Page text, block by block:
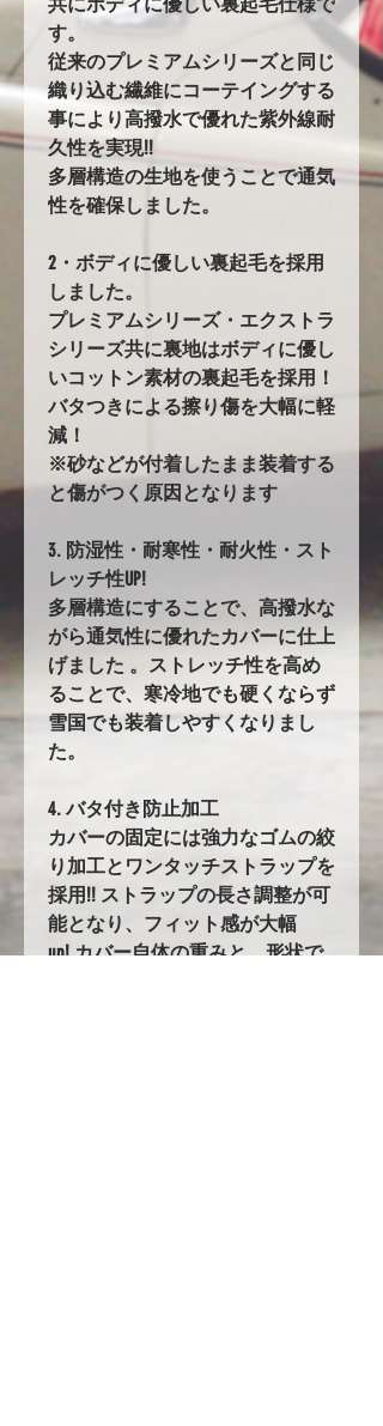
す。
従来のプレミアムシリーズと同じ
織り込む繊維にコーテイングする
事により高撥水で優れた紫外線耐
久性を実現!!
多層構造の生地を使うことで通気
性を確保しました。
2・ボディに優しい裏起毛を採用
しました。
プレミアムシリーズ・エクストラ
シリーズ共に裏地はボディに優し
いコットン素材の裏起毛を採用！
バタつきによる擦り傷を大幅に軽
減！
※砂などが付着したまま装着する
と傷がつく原因となります
3. 防湿性・耐寒性・耐火性・スト
レッチ性UP!
多層構造にすることで、高撥水な
がら通気性に優れたカバーに仕上
げました 。ストレッチ性を高め
ることで、寒冷地でも硬くならず
雪国でも装着しやすくなりまし
た。
4. バタ付き防止加工
カバーの固定には強力なゴムの絞
り加工とワンタッチストラップを
採用!! ストラップの長さ調整が可
能となり、フィット感が大幅
up! カバー自体の重みと、形状で